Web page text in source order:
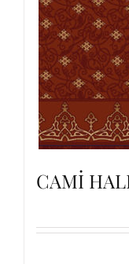
CAMİ